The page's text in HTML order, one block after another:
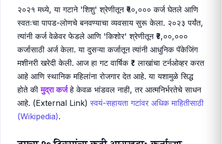
२०२१ मध्ये, या गटाने 'शिशु' श्रेणीतून ₹५०,००० कर्ज घेतले आणि
स्वतःचा पापड-लोणचे बनवण्याचा व्यवसाय सुरू केला. २०२३ पर्यंत,
त्यांनी कर्ज वेळेवर फेडले आणि 'किशोर' श्रेणीतून ₹४,००,०००
कर्जासाठी अर्ज केला. या दुसऱ्या कर्जातून त्यांनी आधुनिक पॅकेजिंग
मशीनरी खरेदी केली. आज हा गट वार्षिक ₹८ लाखांचा टर्नओव्हर करत
आहे आणि स्थानिक महिलांना रोजगार देत आहे. या यशामुळे सिद्ध
होते कीमुद्रा कर्जहे केवळ भांडवल नाही, तर आत्मनिर्भरतेचे साधन
आहे. (External Link) स्वयं-सहायता गटांवर अधिक माहितीसाठी
(Wikipedia).